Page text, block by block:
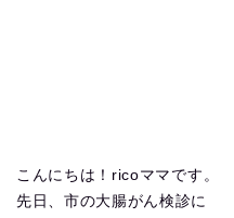
こんにちは！ricoママです。
先日、市の大腸がん検診に